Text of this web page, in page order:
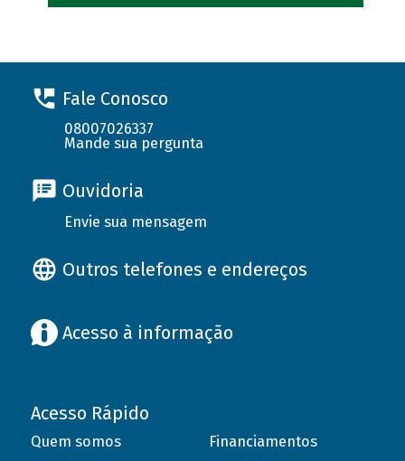
Fale Conosco
08007026337
Mande sua pergunta
Ouvidoria
Envie sua mensagem
Outros telefones e endereços
Acesso à informação
Acesso Rápido
Quem somos
Financiamentos